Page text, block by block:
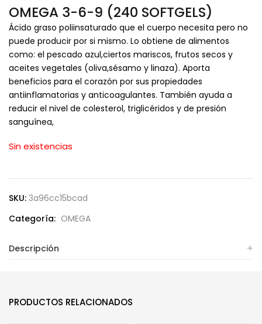
OMEGA 3-6-9 (240 SOFTGELS)
Ácido graso poliinsaturado que el cuerpo necesita pero no
puede producir por si mismo. Lo obtiene de alimentos
como: el pescado azul,ciertos mariscos, frutos secos y
aceites vegetales (oliva,sésamo y linaza). Aporta
beneficios para el corazón por sus propiedades
antiinflamatorias y anticoagulantes. También ayuda a
reducir el nivel de colesterol, triglicéridos y de presión
sanguínea,
Sin existencias
SKU: 3a96cc15bcad
Categoría: OMEGA
Descripción
PRODUCTOS RELACIONADOS